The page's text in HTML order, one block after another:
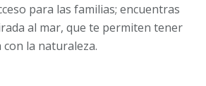
para las familias; encuentras
al mar, que te permiten tener
la naturaleza.